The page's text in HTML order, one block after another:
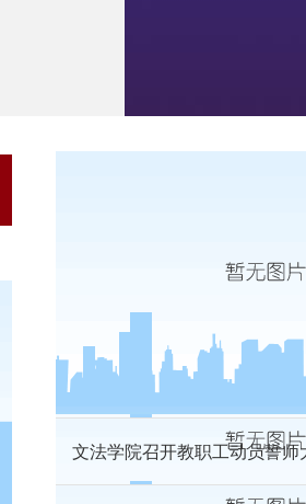
后勤服务集团召开迎评工作誓
人事处召开迎评促建创优动员
文法学院召开教职工动员誓师